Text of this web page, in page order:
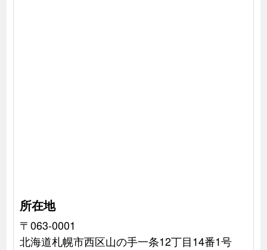
所在地
〒063-0001
北海道札幌市西区山の手一条12丁目14番1号